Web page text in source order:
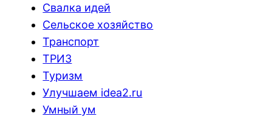
Свалка идей
Сельское хозяйство
Транспорт
ТРИЗ
Туризм
Улучшаем idea2.ru
Умный ум